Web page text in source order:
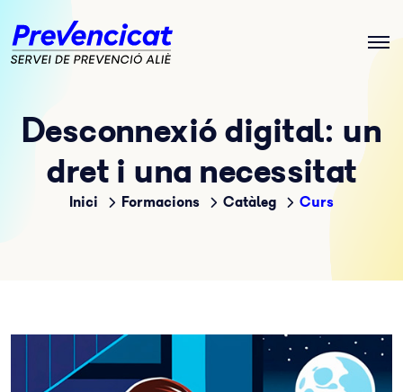
Desconnexió digital: un
dret i una necessitat
Inici Formacions Catàleg Curs